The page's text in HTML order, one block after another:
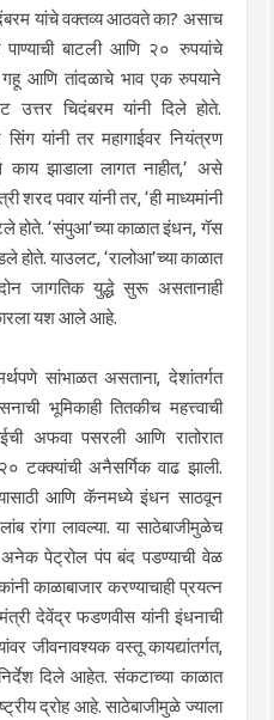
यांचे वक्तव्य आठवते का? असाच
बाटली आणि २० रुपयांचे
आणि तांदळाचे भाव एक रुपयाने
चिदंबरम यांनी दिले होते.
यांनी तर महागाईवर नियंत्रण
झाडाला लागत नाहीत,’ असे
शरद पवार यांनी तर, ‘ही माध्यमांनी
होते. ‘संपुआ’च्या काळात इंधन, गॅस
होते. याउलट, ‘रालोआ’च्या काळात
जागतिक युद्धे सुरू असतानाही
यश आले आहे.
सांभाळत असताना, देशांतर्गत
भूमिकाही तितकीच महत्त्वाची
अफवा पसरली आणि रातोरात
टक्क्यांची अनैसर्गिक वाढ झाली.
आणि कॅनमध्ये इंधन साठवून
रांगा लावल्या. या साठेबाजीमुळेच
अनेक पेट्रोल पंप बंद पडण्याची वेळ
काळाबाजार करण्याचाही प्रयत्न
देवेंद्र फडणवीस यांनी इंधनाची
जीवनावश्यक वस्तू कायद्यांतर्गत,
दिले आहेत. संकटाच्या काळात
द्रोह आहे. साठेबाजीमुळे ज्याला